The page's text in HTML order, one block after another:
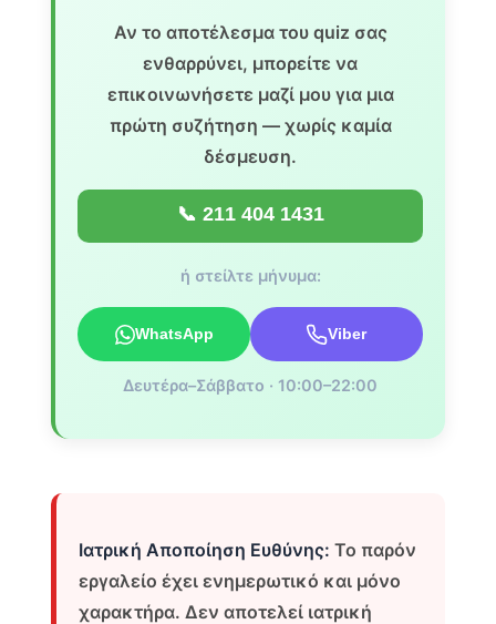
Αν το αποτέλεσμα του quiz σας
ενθαρρύνει, μπορείτε να
επικοινωνήσετε μαζί μου για μια
πρώτη συζήτηση — χωρίς καμία
δέσμευση.
📞 211 404 1431
ή στείλτε μήνυμα:
WhatsApp Viber
Δευτέρα–Σάββατο · 10:00–22:00
Ιατρική Αποποίηση Ευθύνης: Το παρόν
εργαλείο έχει ενημερωτικό και μόνο
χαρακτήρα. Δεν αποτελεί ιατρική